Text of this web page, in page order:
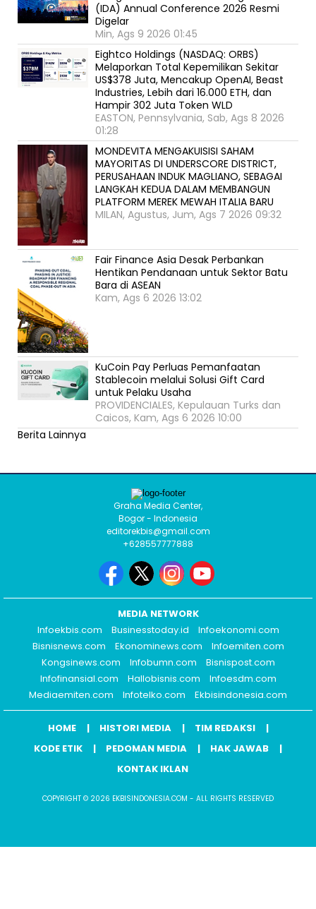
(IDA) Annual Conference 2026 Resmi
Digelar
Min, Ags 9 2026 01:45
Eightco Holdings (NASDAQ: ORBS)
Melaporkan Total Kepemilikan Sekitar
US$378 Juta, Mencakup OpenAI, Beast
Industries, Lebih dari 16.000 ETH, dan
Hampir 302 Juta Token WLD
EASTON, Pennsylvania, Sab, Ags 8 2026
01:28
MONDEVITA MENGAKUISISI SAHAM
MAYORITAS DI UNDERSCORE DISTRICT,
PERUSAHAAN INDUK MAGLIANO, SEBAGAI
LANGKAH KEDUA DALAM MEMBANGUN
PLATFORM MEREK MEWAH ITALIA BARU
MILAN, Agustus, Jum, Ags 7 2026 09:32
Fair Finance Asia Desak Perbankan
Hentikan Pendanaan untuk Sektor Batu
Bara di ASEAN
Kam, Ags 6 2026 13:02
KuCoin Pay Perluas Pemanfaatan
Stablecoin melalui Solusi Gift Card
untuk Pelaku Usaha
PROVIDENCIALES, Kepulauan Turks dan
Caicos, Kam, Ags 6 2026 10:00
Berita Lainnya
Graha Media Center,
Bogor - Indonesia
editorekbis@gmail.com
+628557777888
MEDIA NETWORK
Infoekbis.com
Businesstoday.id
Infoekonomi.com
Bisnisnews.com
Ekonominews.com
Infoemiten.com
Kongsinews.com
Infobumn.com
Bisnispost.com
Infofinansial.com
Hallobisnis.com
Infoesdm.com
Mediaemiten.com
Infotelko.com Ekbisindonesia.com
HOME HISTORI MEDIA
TIM REDAKSI
KODE ETIK
PEDOMAN MEDIA
HAK JAWAB
KONTAK IKLAN
COPYRIGHT © 2026 EKBISINDONESIA.COM - ALL RIGHTS RESERVED